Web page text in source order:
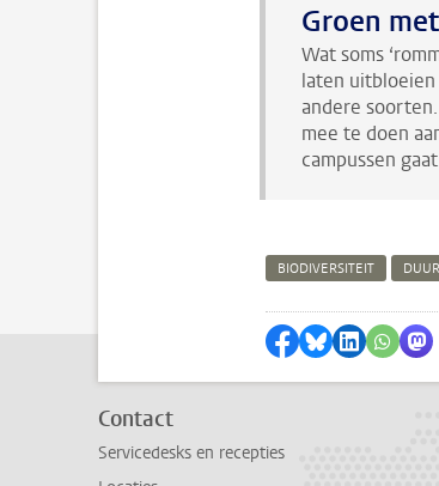
Groen
Wat soms
laten
andere
mee te doen
campussen
BIODIVERSITEIT
Delen op Facebook
Delen viaDelen op
Delen
Contact
Servicedesks en recepties